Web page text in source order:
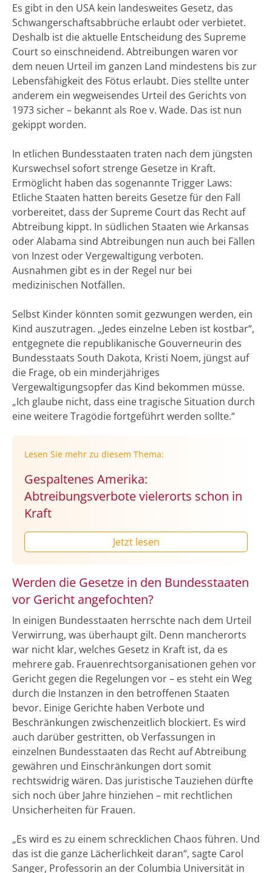
Es gibt in den USA kein landesweites Gesetz, das
Schwangerschaftsabbrüche erlaubt oder verbietet.
Deshalb ist die aktuelle Entscheidung des Supreme
Court so einschneidend. Abtreibungen waren vor
dem neuen Urteil im ganzen Land mindestens bis zur
Lebensfähigkeit des Fötus erlaubt. Dies stellte unter
anderem ein wegweisendes Urteil des Gerichts von
1973 sicher – bekannt als Roe v. Wade. Das ist nun
gekippt worden.
In etlichen Bundesstaaten traten nach dem jüngsten
Kurswechsel sofort strenge Gesetze in Kraft.
Ermöglicht haben das sogenannte Trigger Laws:
Etliche Staaten hatten bereits Gesetze für den Fall
vorbereitet, dass der Supreme Court das Recht auf
Abtreibung kippt. In südlichen Staaten wie Arkansas
oder Alabama sind Abtreibungen nun auch bei Fällen
von Inzest oder Vergewaltigung verboten.
Ausnahmen gibt es in der Regel nur bei
medizinischen Notfällen.
Selbst Kinder könnten somit gezwungen werden, ein
Kind auszutragen. „Jedes einzelne Leben ist kostbar“,
entgegnete die republikanische Gouverneurin des
Bundesstaats South Dakota, Kristi Noem, jüngst auf
die Frage, ob ein minderjähriges
Vergewaltigungsopfer das Kind bekommen müsse.
„Ich glaube nicht, dass eine tragische Situation durch
eine weitere Tragödie fortgeführt werden sollte.“
Lesen Sie mehr zu diesem Thema:
Gespaltenes Amerika:
Abtreibungsverbote vielerorts schon in
Kraft
Jetzt lesen
Werden die Gesetze in den Bundesstaaten
vor Gericht angefochten?
In einigen Bundesstaaten herrschte nach dem Urteil
Verwirrung, was überhaupt gilt. Denn mancherorts
war nicht klar, welches Gesetz in Kraft ist, da es
mehrere gab. Frauenrechtsorganisationen gehen vor
Gericht gegen die Regelungen vor – es steht ein Weg
durch die Instanzen in den betroffenen Staaten
bevor. Einige Gerichte haben Verbote und
Beschränkungen zwischenzeitlich blockiert. Es wird
auch darüber gestritten, ob Verfassungen in
einzelnen Bundesstaaten das Recht auf Abtreibung
gewähren und Einschränkungen dort somit
rechtswidrig wären. Das juristische Tauziehen dürfte
sich noch über Jahre hinziehen – mit rechtlichen
Unsicherheiten für Frauen.
„Es wird es zu einem schrecklichen Chaos führen. Und
das ist die ganze Lächerlichkeit daran“, sagte Carol
Sanger, Professorin an der Columbia Universität in